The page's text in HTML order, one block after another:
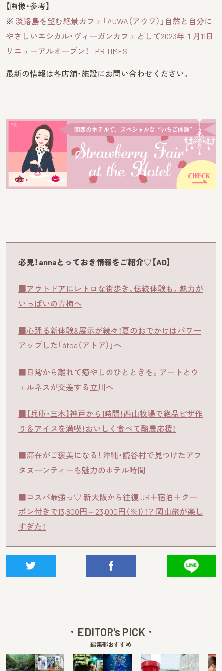
【画像・参考】
※ 淡路島を望む絶景カフェ「AUWA（アウワ）」自然と自分に
やさしいエシカル・ヴィーガンカフェとして2023年１月11日
リニューアルオープン！ - PR TIMES
最新の情報は各店舗・施設にお問い合わせください。
必見！annaとっておき情報をご紹介♡【AD】
■アウトドアにレトロな街歩き、伝統体験も。魅力が
いっぱいの青梅へ
■心踊る新体験&展示が続々！夏のおでかけはパワー
アップした「átoa（アトア）」へ
■日常から離れて癒やしのひとときを。アートとウ
ェルネスが交差する立川へ
■【兵庫・三木】神戸から1時間！西山牧場で絶品ピザ作
り＆アイスを満喫！おいしく食べて酪農応援！
■滞在がご褒美になる！ 沖縄・読谷村で見つけたアフ
タヌーンティーも魅力のホテル時間
■コスパ最強っ♡ 新大阪から往復 JR＋宿泊＋クー
ポン付きで13,800円～23,000円（※1）！？ 岡山旅が楽し
すぎた！
EDITOR's PICK
編集部おすすめ